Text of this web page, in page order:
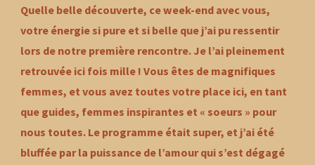
Quelle belle découverte, ce week-end avec vous,
votre énergie si pure et si belle que j’ai pu ressentir
lors de notre première rencontre. Je l’ai pleinement
retrouvée ici fois mille ! Vous êtes de magnifiques
femmes, et vous avez toutes votre place ici, en tant
que guides, femmes inspirantes et « soeurs » pour
nous toutes. Le programme était super, et j’ai été
bluffée par la puissance de l’amour qui s’est dégagé